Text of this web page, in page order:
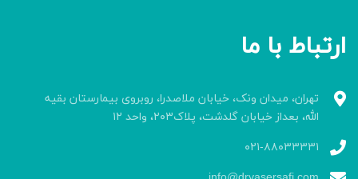
ارتباط با ما
تهران، میدان ونک، خیابان ملاصدرا، روبروی بیمارستان بقیه
الله، بعداز خیابان گلدشت، پلاک۲۰۳، واحد ۱۲
۰۲۱-۸۸۰۳۳۳۳۱